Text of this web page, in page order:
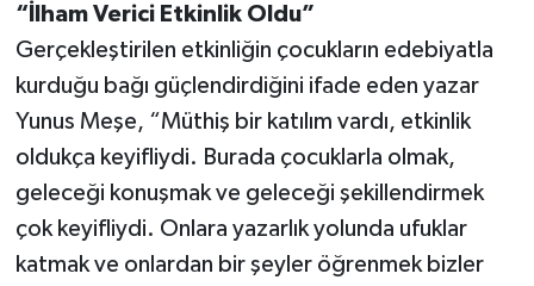
“İlham Verici Etkinlik Oldu”
Gerçekleştirilen etkinliğin çocukların edebiyatla
kurduğu bağı güçlendirdiğini ifade eden yazar
Yunus Meşe, “Müthiş bir katılım vardı, etkinlik
oldukça keyifliydi. Burada çocuklarla olmak,
geleceği konuşmak ve geleceği şekillendirmek
çok keyifliydi. Onlara yazarlık yolunda ufuklar
katmak ve onlardan bir şeyler öğrenmek bizler